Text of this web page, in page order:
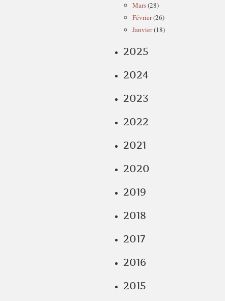
Mars(28)
Février(26)
Janvier(18)
2025
2024
2023
2022
2021
2020
2019
2018
2017
2016
2015